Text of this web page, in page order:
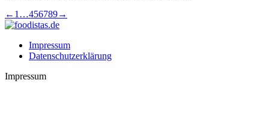
← 1 …456789→
Impressum
Datenschutzerklärung
Impressum